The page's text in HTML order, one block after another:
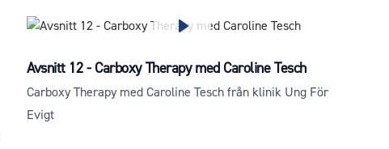
Avsnitt 12 - Carboxy Therapy med Caroline Tesch
Carboxy Therapy med Caroline Tesch från klinik Ung För
Evigt